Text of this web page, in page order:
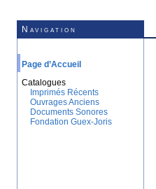
Navigation
Page d’Accueil
Catalogues
Imprimés Récents
Ouvrages Anciens
Documents Sonores
Fondation Guex-Joris